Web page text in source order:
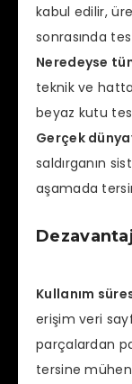
kabul edilir,
sonrasında
Neredeyse
teknik ve
beyaz kutu
Gerçek
saldırganın
aşamada
Kullanım
erişim veri
parçalardan
tersine